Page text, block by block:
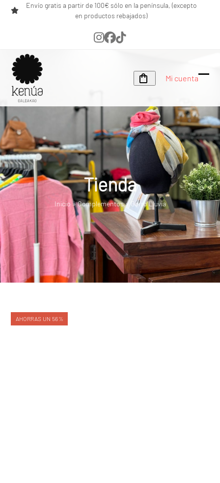
Skip
Envío gratis a partir de 100€ sólo en la península, (excepto
en productos rebajados)
Instagram
Facebook
Tiktok
Mi cuenta
Tienda
Inicio »Complementos» Gorro Lluvia
AHORRAS UN 56%